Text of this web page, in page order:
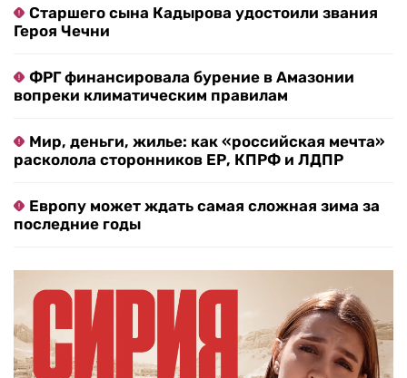
Старшего сына Кадырова удостоили звания
Героя Чечни
ФРГ финансировала бурение в Амазонии
вопреки климатическим правилам
Мир, деньги, жилье: как «российская мечта»
расколола сторонников ЕР, КПРФ и ЛДПР
Европу может ждать самая сложная зима за
последние годы